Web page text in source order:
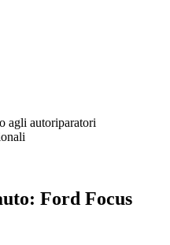
agli autoriparatori
Ford Focus